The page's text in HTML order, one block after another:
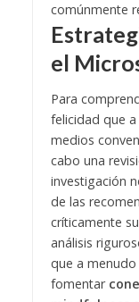
comúnmente
el
Para
felicidad que
medios
cabo una
investigación
de las
críticamente
análisis
que a menudo
fomentar